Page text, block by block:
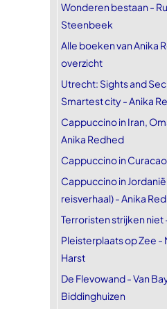
Wonderen bestaan -
Steenbeek
Alle boeken van Anika
overzicht
Utrecht: Sights and
Smartest city - Anika
Cappuccino in Iran,
Anika Redhed
Cappuccino in
Cappuccino in
reisverhaal) - Anika
Terroristen strijken niet
Pleisterplaats op Zee -
Harst
De Flevowand - Van
Biddinghuizen